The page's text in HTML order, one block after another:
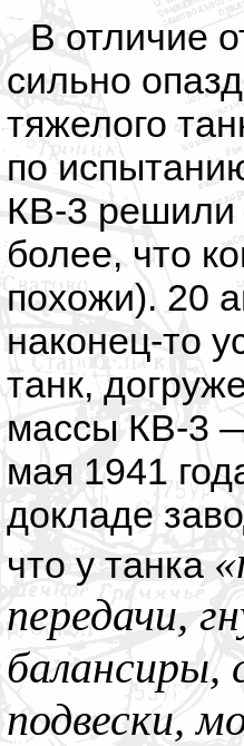
В отличие
сильно
тяжелого
по
КВ-3 решили
более, что
похожи). 20
наконец-то
танк,
массы КВ-3
мая 1941
докладе
что у танка
передачи,
балансиры,
подвески,